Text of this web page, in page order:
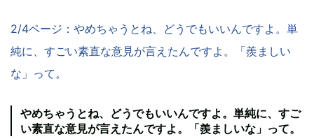
2/4ページ：やめちゃうとね、どうでもいいんですよ。単
純に、すごい素直な意見が言えたんですよ。「羨ましい
な」って。
やめちゃうとね、どうでもいいんですよ。単純に、すご
い素直な意見が言えたんですよ。「羨ましいな」って。